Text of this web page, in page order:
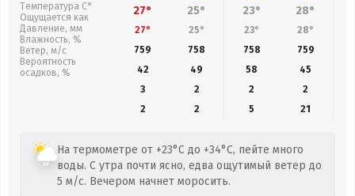
Температура С°
Ощущается как
Давление, мм
Влажность, %
Ветер, м/с
Вероятность
осадков, %
27° 25° 23° 28°
27° 25° 23° 28°
759
758 758 759
42
49 58 45
3
2 2
2
2
2 5 21
На термометре от +23°C до +34°C, пейте много
воды. С утра почти ясно, едва ощутимый ветер до
5 м/с. Вечером начнет моросить.